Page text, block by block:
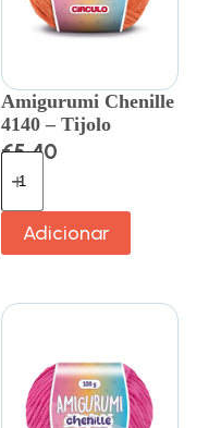
Amigurumi Chenille
4140 – Tijolo
€5.40
Adicionar